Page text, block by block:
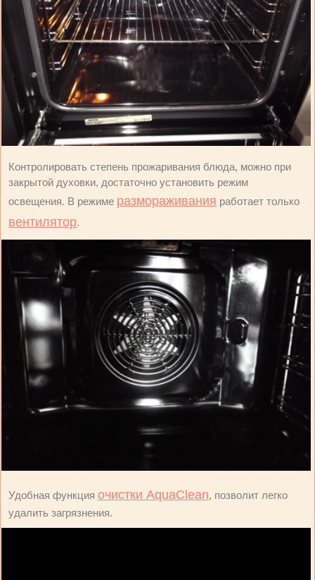
Контролировать степень прожаривания блюда, можно при
закрытой духовки, достаточно установить режим
освещения. В режиме размораживания работает только
вентилятор.
Удобная функция очистки AquaClean, позволит легко
удалить загрязнения.